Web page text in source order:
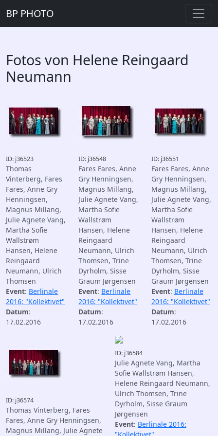
BP PHOTO
Fotos von Helene Reingaard
Neumann
ID: j36523
Thomas
Vinterberg, Fares
Fares, Anne Gry
Henningsen,
Magnus Millang,
Julie Agnete Vang,
Martha Sofie
Wallstrøm
Hansen, Helene
Reingaard
Neumann, Ulrich
Thomsen
Event: Berlinale
2016: "Kollektivet"
Datum:
17.02.2016
ID: j36548
Fares Fares, Anne
Gry Henningsen,
Magnus Millang,
Julie Agnete Vang,
Martha Sofie
Wallstrøm
Hansen, Helene
Reingaard
Neumann, Ulrich
Thomsen, Trine
Dyrholm, Sisse
Graum Jørgensen
Event: Berlinale
2016: "Kollektivet"
Datum:
17.02.2016
ID: j36551
Fares Fares, Anne
Gry Henningsen,
Magnus Millang,
Julie Agnete Vang,
Martha Sofie
Wallstrøm
Hansen, Helene
Reingaard
Neumann, Ulrich
Thomsen, Trine
Dyrholm, Sisse
Graum Jørgensen
Event: Berlinale
2016: "Kollektivet"
Datum:
17.02.2016
ID: j36574
Thomas Vinterberg, Fares
Fares, Anne Gry Henningsen,
Magnus Millang, Julie Agnete
ID: j36584
Julie Agnete Vang, Martha
Sofie Wallstrøm Hansen,
Helene Reingaard Neumann,
Ulrich Thomsen, Trine
Dyrholm, Sisse Graum
Jørgensen
Event: Berlinale 2016: